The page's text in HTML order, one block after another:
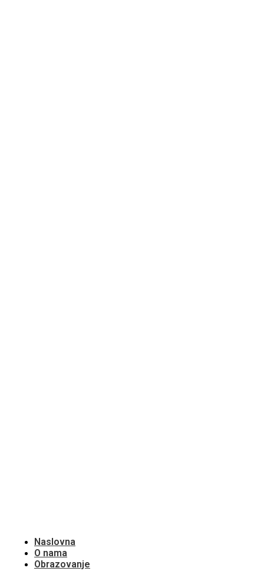
Naslovna
O nama
Obrazovanje